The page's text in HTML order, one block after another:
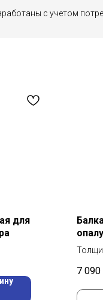
с учетом
для
Масса:
7 090